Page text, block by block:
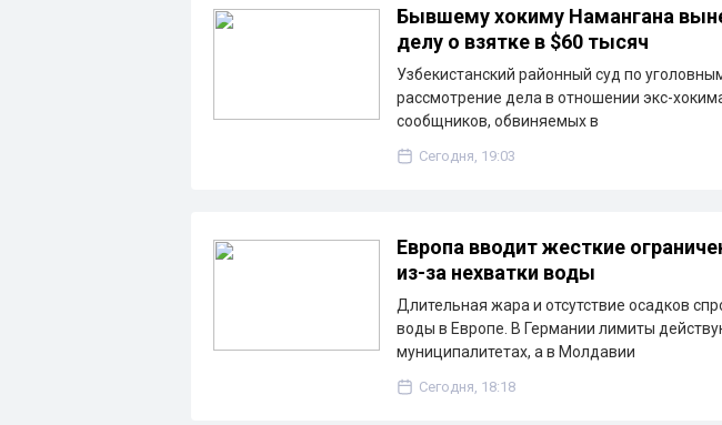
Бывшему хокиму Намангана
делу о взятке в $60 тысяч
Узбекистанский районный суд по
рассмотрение дела в отношении экс-
сообщников, обвиняемых в
Сегодня, 19:03
Европа вводит жесткие
из-за нехватки воды
Длительная жара и отсутствие осадков
воды в Европе. В Германии лимиты
муниципалитетах, а в Молдавии
Сегодня, 18:18